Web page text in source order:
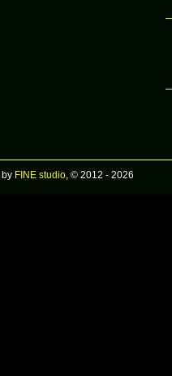
by FINE studio, © 2012 - 2026